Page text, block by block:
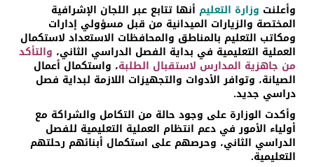
وزارة التعليم أنها تتابع عبر اللجان الإشرافية
المختصة والزيارات الميدانية من قبل مسؤولي إدارات
ومكاتب التعليم بالمناطق والمحافظات الاستعداد لاستكمال
العملية التعليمية في بداية الفصل الدراسي الثاني، والتأكد
من جاهزية المدارس لاستقبال الطلبة، واستكمال أعمال
الصيانة، وتوافر الأدوات والتجهيزات اللازمة لبداية فصل
دراسي جديد.
‏‎وأكدت الوزارة على وجود حالة من التكامل والشراكة مع
أولياء الأمور في دعم انتظام العملية التعليمية للفصل
الدراسي الثاني، وحرصهم على استكمال أبنائهم رحلتهم
التعليمية.